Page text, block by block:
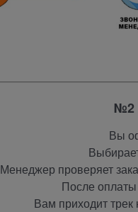
№2
Вы
Менеджер проверяет
После
Вам приходит